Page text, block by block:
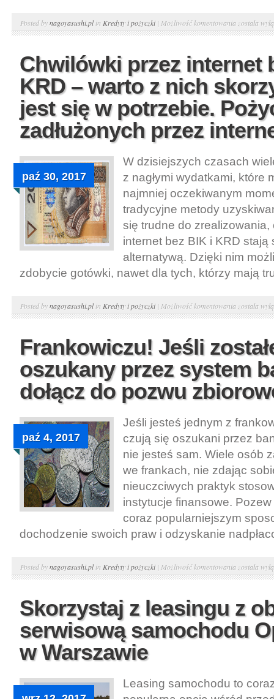
Posted bynagoyasushi.plin Kredyty i pożyczki| Możliwość komentowania Kredyt
online
BIK
–
jedyna
możliwość
dla
dłużników
kredyt.
Pożyczki
bez
BIK
przez
internet
została
Chwilówki przez internet
KRD – warto z nich
jest się w potrzebie.
zadłużonych przez
paź 30, 2017
W dzisiejszych czasach
z nagłymi wydatkami, które
najmniej oczekiwanym
tradycyjne metody
się trudne do zrealizowania,
internet bez BIK i KRD stają
alternatywą. Dzięki nim
zdobycie gotówki, nawet dla tych, którzy mają
Posted bynagoyasushi.plin Kredyty i pożyczki| Możliwość komentowania Chwilówki
przez
bez
BIKu
i
KRD
warto
z
nich
skorzystać
jeśli
jest
potrzebie.
dla
internet
została
Frankowiczu! Jeśli
oszukany przez system
dołącz do pozwu
paź 4, 2017
Jeśli jesteś jednym z
czują się oszukani przez
nie jesteś sam. Wiele osób
we frankach, nie zdając
nieuczciwych praktyk
instytucje finansowe.
coraz popularniejszym
dochodzenie swoich praw i odzyskanie
Posted bynagoyasushi.plin Kredyty i pożyczki| Możliwość komentowania
Jeśli
oszukany
przez
system
do
została
Skorzystaj z leasingu z
serwisową samochodu
w Warszawie
Leasing samochodu to